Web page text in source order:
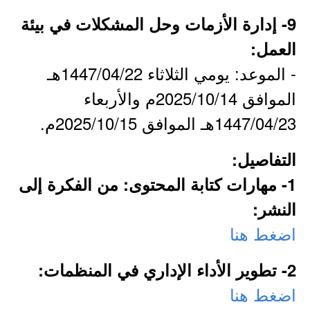
9- إدارة الأزمات وحل المشكلات في بيئة
العمل:
- الموعد: يومي الثلاثاء 1447/04/22هـ
الموافق 2025/10/14م والأربعاء
1447/04/23هـ الموافق 2025/10/15م.
التفاصيل:
1- مهارات كتابة المحتوى: من الفكرة إلى
النشر:
اضغط هنا
2- تطوير الأداء الإداري في المنظمات:
اضغط هنا